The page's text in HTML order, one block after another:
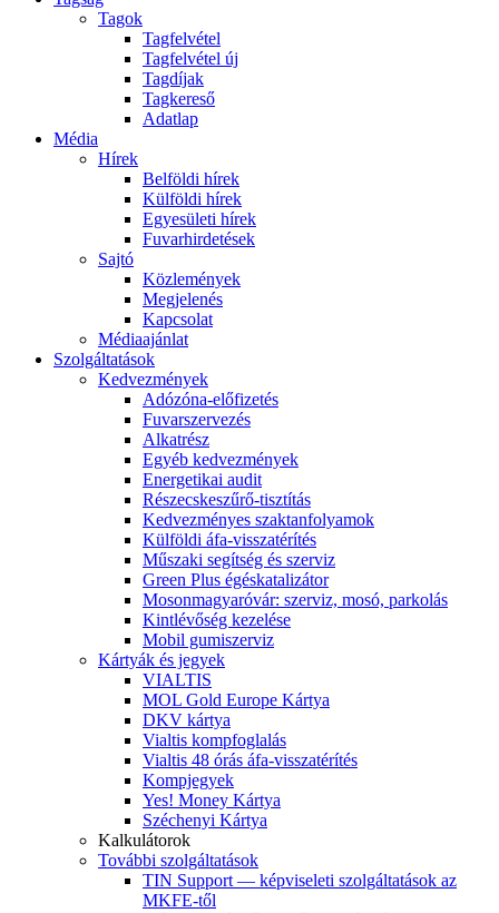
Tagok
Tagfelvétel
Tagfelvétel új
Tagdíjak
Tagkereső
Adatlap
Média
Hírek
Belföldi hírek
Külföldi hírek
Egyesületi hírek
Fuvarhirdetések
Sajtó
Közlemények
Megjelenés
Kapcsolat
Médiaajánlat
Szolgáltatások
Kedvezmények
Adózóna-előfizetés
Fuvarszervezés
Alkatrész
Egyéb kedvezmények
Energetikai audit
Részecskeszűrő-tisztítás
Kedvezményes szaktanfolyamok
Külföldi áfa-visszatérítés
Műszaki segítség és szerviz
Green Plus égéskatalizátor
Mosonmagyaróvár: szerviz, mosó, parkolás
Kintlévőség kezelése
Mobil gumiszerviz
Kártyák és jegyek
VIALTIS
MOL Gold Europe Kártya
DKV kártya
Vialtis kompfoglalás
Vialtis 48 órás áfa-visszatérítés
Kompjegyek
Yes! Money Kártya
Széchenyi Kártya
Kalkulátorok
További szolgáltatások
TIN Support — képviseleti szolgáltatások az
MKFE-től